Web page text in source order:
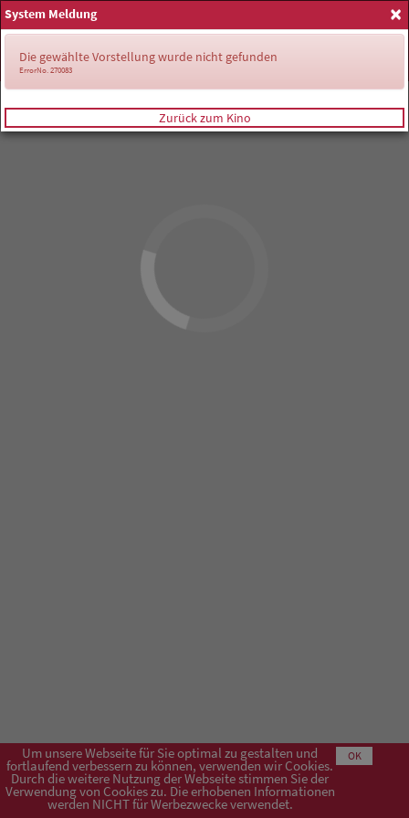
Anmelden
Um unsere Webseite für Sie optimal zu gestalten und
fortlaufend verbessern zu können, verwenden wir Cookies.
Durch die weitere Nutzung der Webseite stimmen Sie der
Verwendung von Cookies zu. Die erhobenen Informationen
werden NICHT für Werbezwecke verwendet.
OK
×
System Meldung
Die gewählte Vorstellung wurde nicht gefunden
ErrorNo. 270083
Zurück zum Kino
Impressum AGB Datenschutzerklärung